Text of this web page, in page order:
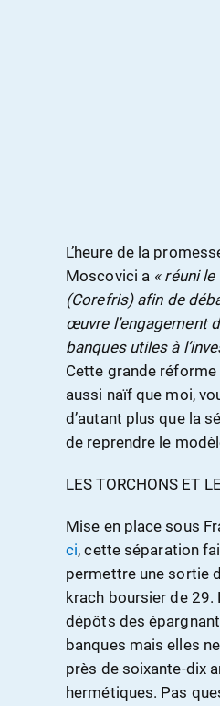
L’heure de la
Moscovici a « réuni
(Corefris) afin de
œuvre l’engagement
banques utiles à
Cette grande réforme
aussi naïf que moi,
d’autant plus que la
de reprendre le
LES TORCHONS ET
Mise en place sous
ci, cette séparation
permettre une sortie
krach boursier de
dépôts des
banques mais elles
près de soixante-dix
hermétiques. Pas